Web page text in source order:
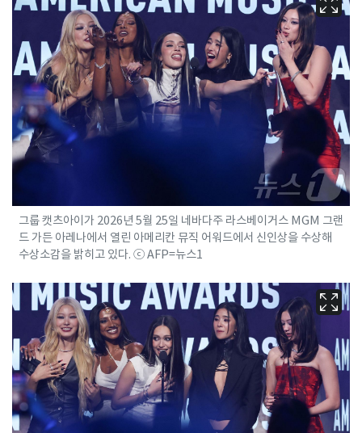
그룹 캣츠아이가 2026년 5월 25일 네바다주 라스베이거스 MGM 그랜
드 가든 아레나에서 열린 아메리칸 뮤직 어워드에서 신인상을 수상해
수상소감을 밝히고 있다. ⓒ AFP=뉴스1